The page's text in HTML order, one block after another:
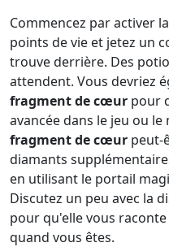
Commencez par activer
points de vie et jetez un
trouve derrière. Des
attendent. Vous devriez
fragment de cœur pour
avancée dans le jeu ou
fragment de cœur peut-
diamants
en utilisant le portail
Discutez un peu avec la
pour qu'elle vous
quand vous êtes.